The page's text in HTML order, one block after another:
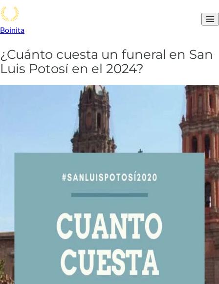
Boinita
¿Cuánto cuesta un funeral en San
Luis Potosí en el 2024?